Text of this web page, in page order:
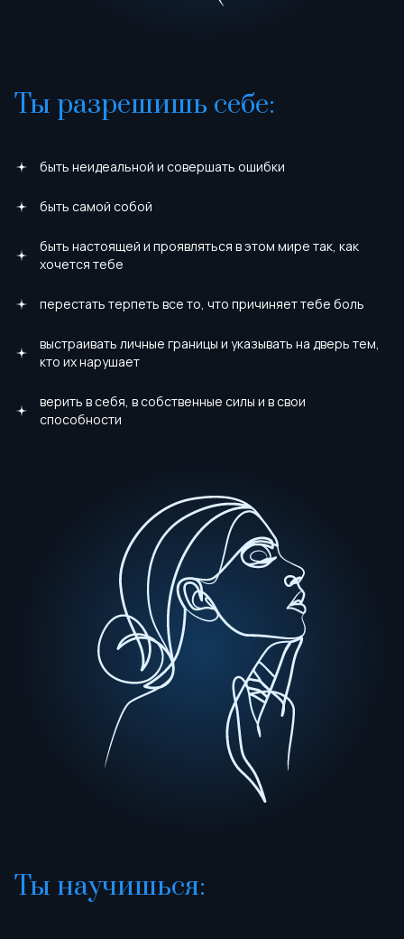
Ты разрешишь себе:
быть неидеальной и совершать ошибки
быть самой собой
быть настоящей и проявляться в этом мире так, как
хочется тебе
перестать терпеть все то, что причиняет тебе боль
выстраивать личные границы и указывать на дверь тем,
кто их нарушает
верить в себя, в собственные силы и в свои
способности
Ты научишься: